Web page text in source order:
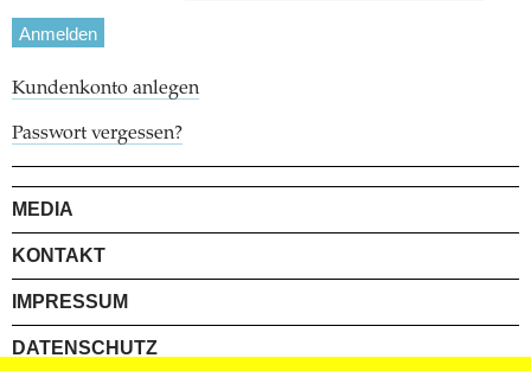
Kundenkonto anlegen
Passwort vergessen?
MEDIA
KONTAKT
IMPRESSUM
DATENSCHUTZ